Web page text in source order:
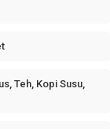
Teh, Kopi Susu,